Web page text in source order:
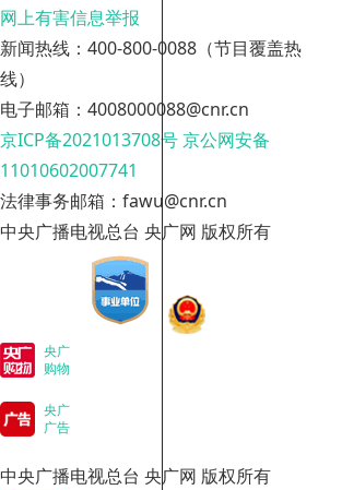
网上有害信息举报
新闻热线：400-800-0088（节目覆盖热
线）
电子邮箱：4008000088@cnr.cn
京ICP备2021013708号京公网安备
11010602007741
法律事务邮箱：fawu@cnr.cn
中央广播电视总台 央广网 版权所有
央广
购物
央广
广告
中央广播电视总台 央广网 版权所有